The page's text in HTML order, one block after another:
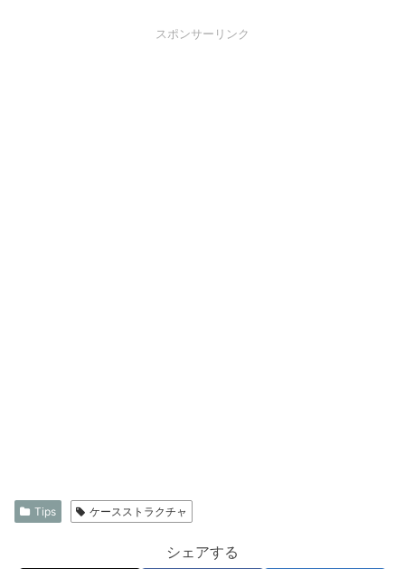
スポンサーリンク
Tips ケースストラクチャ
シェアする